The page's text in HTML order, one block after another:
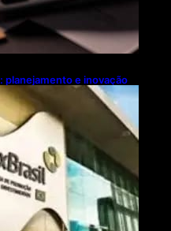
planejamento e inovação
futuro do agronegócio